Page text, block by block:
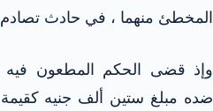
المخطئ منهما ، في حادث تصادم
وإذ قضى الحكم المطعون فيه
ضده مبلغ ستين ألف جنيه